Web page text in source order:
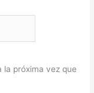
próxima vez que